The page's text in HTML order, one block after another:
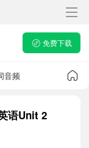
免费下载
音频
语Unit 2